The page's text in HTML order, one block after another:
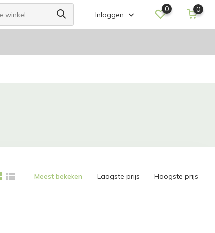
Inloggen
0 0
Meest bekeken Laagste prijs Hoogste prijs